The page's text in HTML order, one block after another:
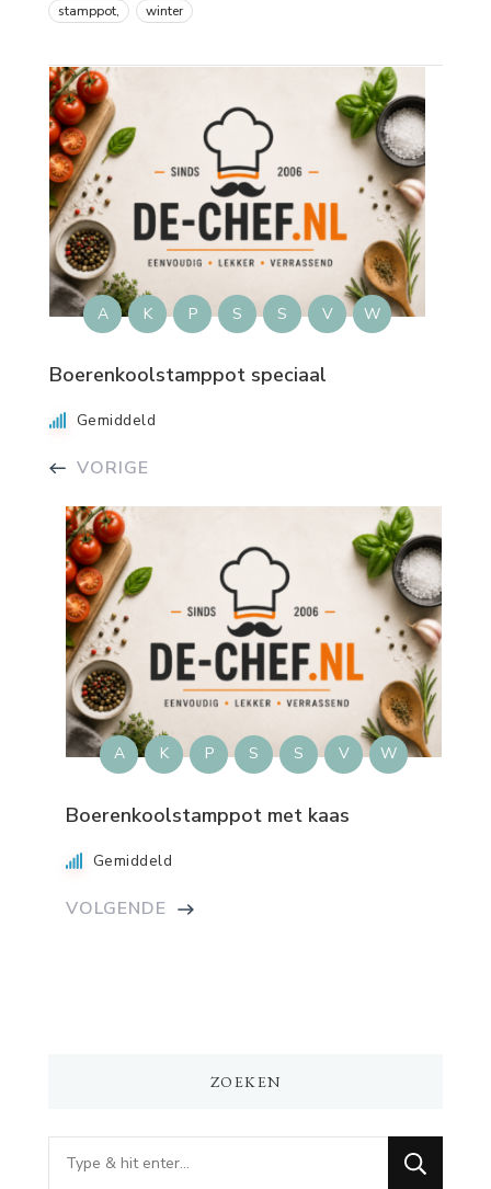
stamppot, winter
A K P S S V W
Boerenkoolstamppot speciaal
Gemiddeld
VORIGE
A K P S S V W
Boerenkoolstamppot met kaas
Gemiddeld
VOLGENDE
ZOEKEN
Op